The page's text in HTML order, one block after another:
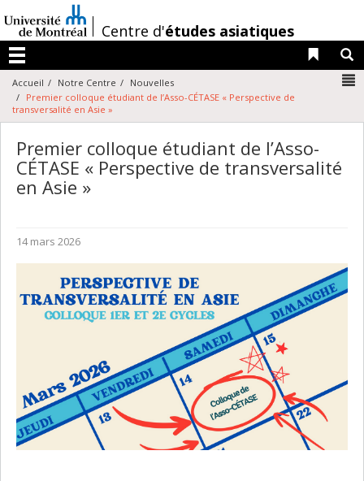
au
contenu
/
Centre d'études asiatiques
Menu
Liens
Accueil Notre Centre
Nouvelles
Premier colloque étudiant de l’Asso-CÉTASE « Perspective de
transversalité en Asie »
Premier colloque étudiant de l’Asso-
CÉTASE « Perspective de transversalité
en Asie »
14 mars 2026